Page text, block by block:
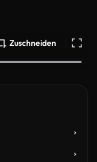
Zuschneiden